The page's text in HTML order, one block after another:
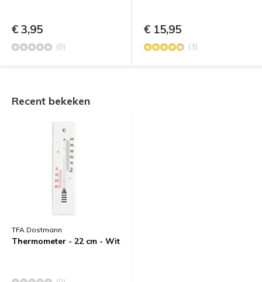
€ 3,95
(0)
€ 15,95
(3)
Recent bekeken
TFA Dostmann
Thermometer - 22 cm - Wit